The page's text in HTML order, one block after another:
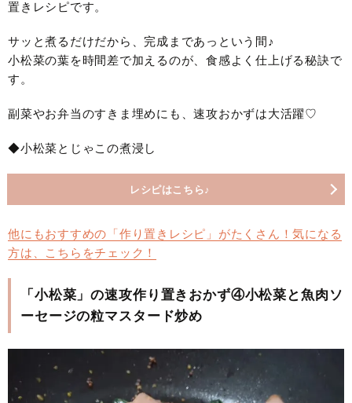
置きレシピです。
サッと煮るだけだから、完成まであっという間♪
小松菜の葉を時間差で加えるのが、食感よく仕上げる秘訣で
す。
副菜やお弁当のすきま埋めにも、速攻おかずは大活躍♡
◆小松菜とじゃこの煮浸し
レシピはこちら♪
他にもおすすめの「作り置きレシピ」がたくさん！気になる
方は、こちらをチェック！
「小松菜」の速攻作り置きおかず④小松菜と魚肉ソ
ーセージの粒マスタード炒め